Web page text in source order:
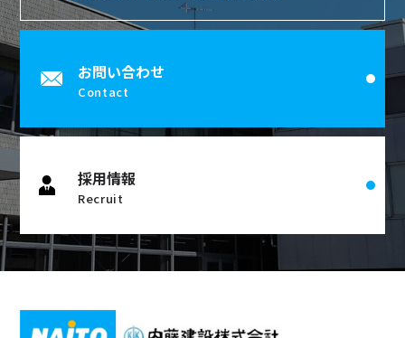
お問い合わせ
Contact
採用情報
Recruit